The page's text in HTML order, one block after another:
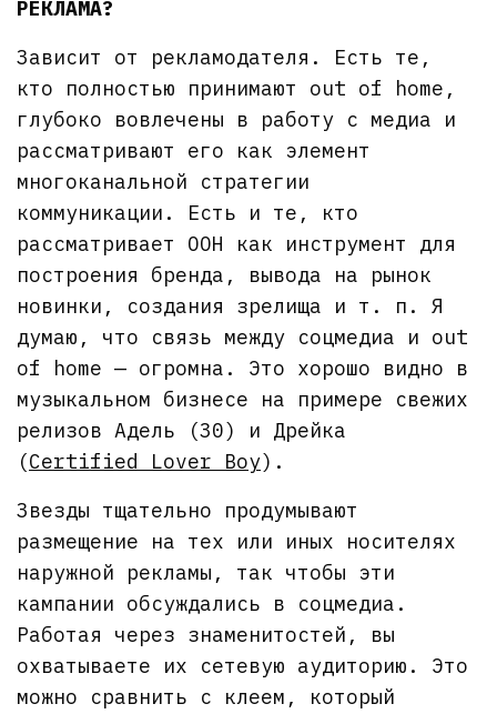
РЕКЛАМА?
Зависит от рекламодателя. Есть те,
кто полностью принимают out of home,
глубоко вовлечены в работу с медиа и
рассматривают его как элемент
многоканальной стратегии
коммуникации. Есть и те, кто
рассматривает OOH как инструмент для
построения бренда, вывода на рынок
новинки, создания зрелища и т. п. Я
думаю, что связь между соцмедиа и out
of home — огромна. Это хорошо видно в
музыкальном бизнесе на примере свежих
релизов Адель (30) и Дрейка
(Certified Lover Boy).
Звезды тщательно продумывают
размещение на тех или иных носителях
наружной рекламы, так чтобы эти
кампании обсуждались в соцмедиа.
Работая через знаменитостей, вы
охватываете их сетевую аудиторию. Это
можно сравнить с клеем, который